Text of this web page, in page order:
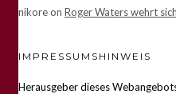
nikoreon Roger Waters wehrt sich
IMPRESSUMSHINWEIS
Herausgeber dieses